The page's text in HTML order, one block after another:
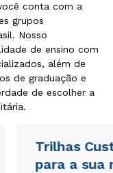
conta com a
grupos
Nosso
de ensino com
além de
de graduação e
de escolher a
Trilhas
para a sua